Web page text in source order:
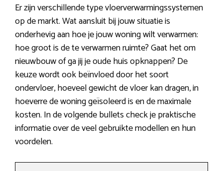
Er zijn verschillende type vloerverwarmingssystemen
op de markt. Wat aansluit bij jouw situatie is
onderhevig aan hoe je jouw woning wilt verwarmen:
hoe groot is de te verwarmen ruimte? Gaat het om
nieuwbouw of ga jij je oude huis opknappen? De
keuze wordt ook beïnvloed door het soort
ondervloer, hoeveel gewicht de vloer kan dragen, in
hoeverre de woning geïsoleerd is en de maximale
kosten. In de volgende bullets check je praktische
informatie over de veel gebruikte modellen en hun
voordelen.